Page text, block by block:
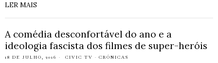
LER MAIS
A comédia desconfortável do ano e a
ideologia fascista dos filmes de super-heróis
18 DE JULHO, 2016 CIVIC TV · CRÓNICAS